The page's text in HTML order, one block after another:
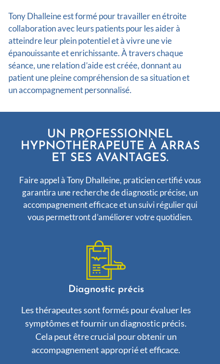
Tony Dhalleine est formé pour travailler en étroite
collaboration avec leurs patients pour les aider à
atteindre leur plein potentiel et à vivre une vie
épanouissante et enrichissante. À travers chaque
séance, une relation d’aide est créée, donnant au
patient une pleine compréhension de sa situation et
un accompagnement personnalisé.
UN PROFESSIONNEL
HYPNOTHÉRAPEUTE À ARRAS
ET SES AVANTAGES.
Faire appel à Tony Dhalleine, praticien certifié vous
garantira une recherche de diagnostic précise, un
accompagnement efficace et un suivi régulier qui
vous permettront d’améliorer votre quotidien.
Diagnostic précis
Les thérapeutes sont formés pour évaluer les
symptômes et fournir un diagnostic précis.
Cela peut être crucial pour obtenir un
accompagnement approprié et efficace.